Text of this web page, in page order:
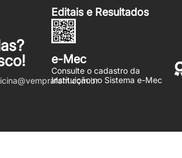
Editais e Resultados
e-Mec
Consulte o cadastro da
Instituição no Sistema e-Mec